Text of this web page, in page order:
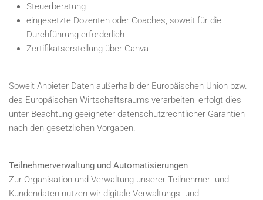
Steuerberatung
eingesetzte Dozenten oder Coaches, soweit für die
Durchführung erforderlich
Zertifikatserstellung über Canva
Soweit Anbieter Daten außerhalb der Europäischen Union bzw.
des Europäischen Wirtschaftsraums verarbeiten, erfolgt dies
unter Beachtung geeigneter datenschutzrechtlicher Garantien
nach den gesetzlichen Vorgaben.
Teilnehmerverwaltung und Automatisierungen
Zur Organisation und Verwaltung unserer Teilnehmer- und
Kundendaten nutzen wir digitale Verwaltungs- und